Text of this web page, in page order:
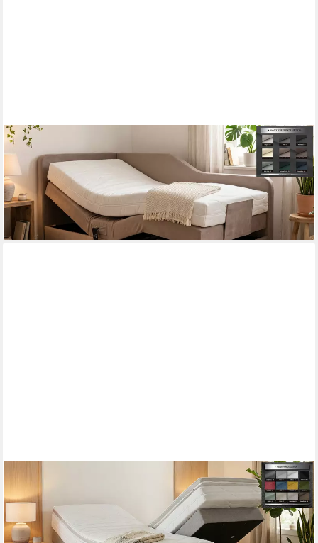
PAARA
Boxspringbett Box Alexandria elektrisch verstellbar mit Motor
alles, mit einzigartigem Belüftungssystem
ab 1.163,00 €
lieferbar in 5 Wochen
Boxspringbett ohne Kopfteil mit Bettkasten inkl. Matratze und
Topper, Komplettset, mit innovativem Belüftungssystem
ab 941,00 €
lieferbar in 5 Wochen